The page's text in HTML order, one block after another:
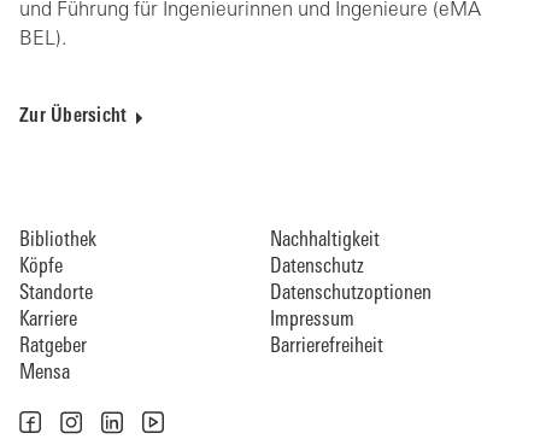
und Führung für Ingenieurinnen und Ingenieure (eMA
BEL).
Zur Übersicht
Bibliothek
Köpfe
Standorte
Karriere
Ratgeber
Mensa
Nachhaltigkeit
Datenschutz
Datenschutzoptionen
Impressum
Barrierefreiheit